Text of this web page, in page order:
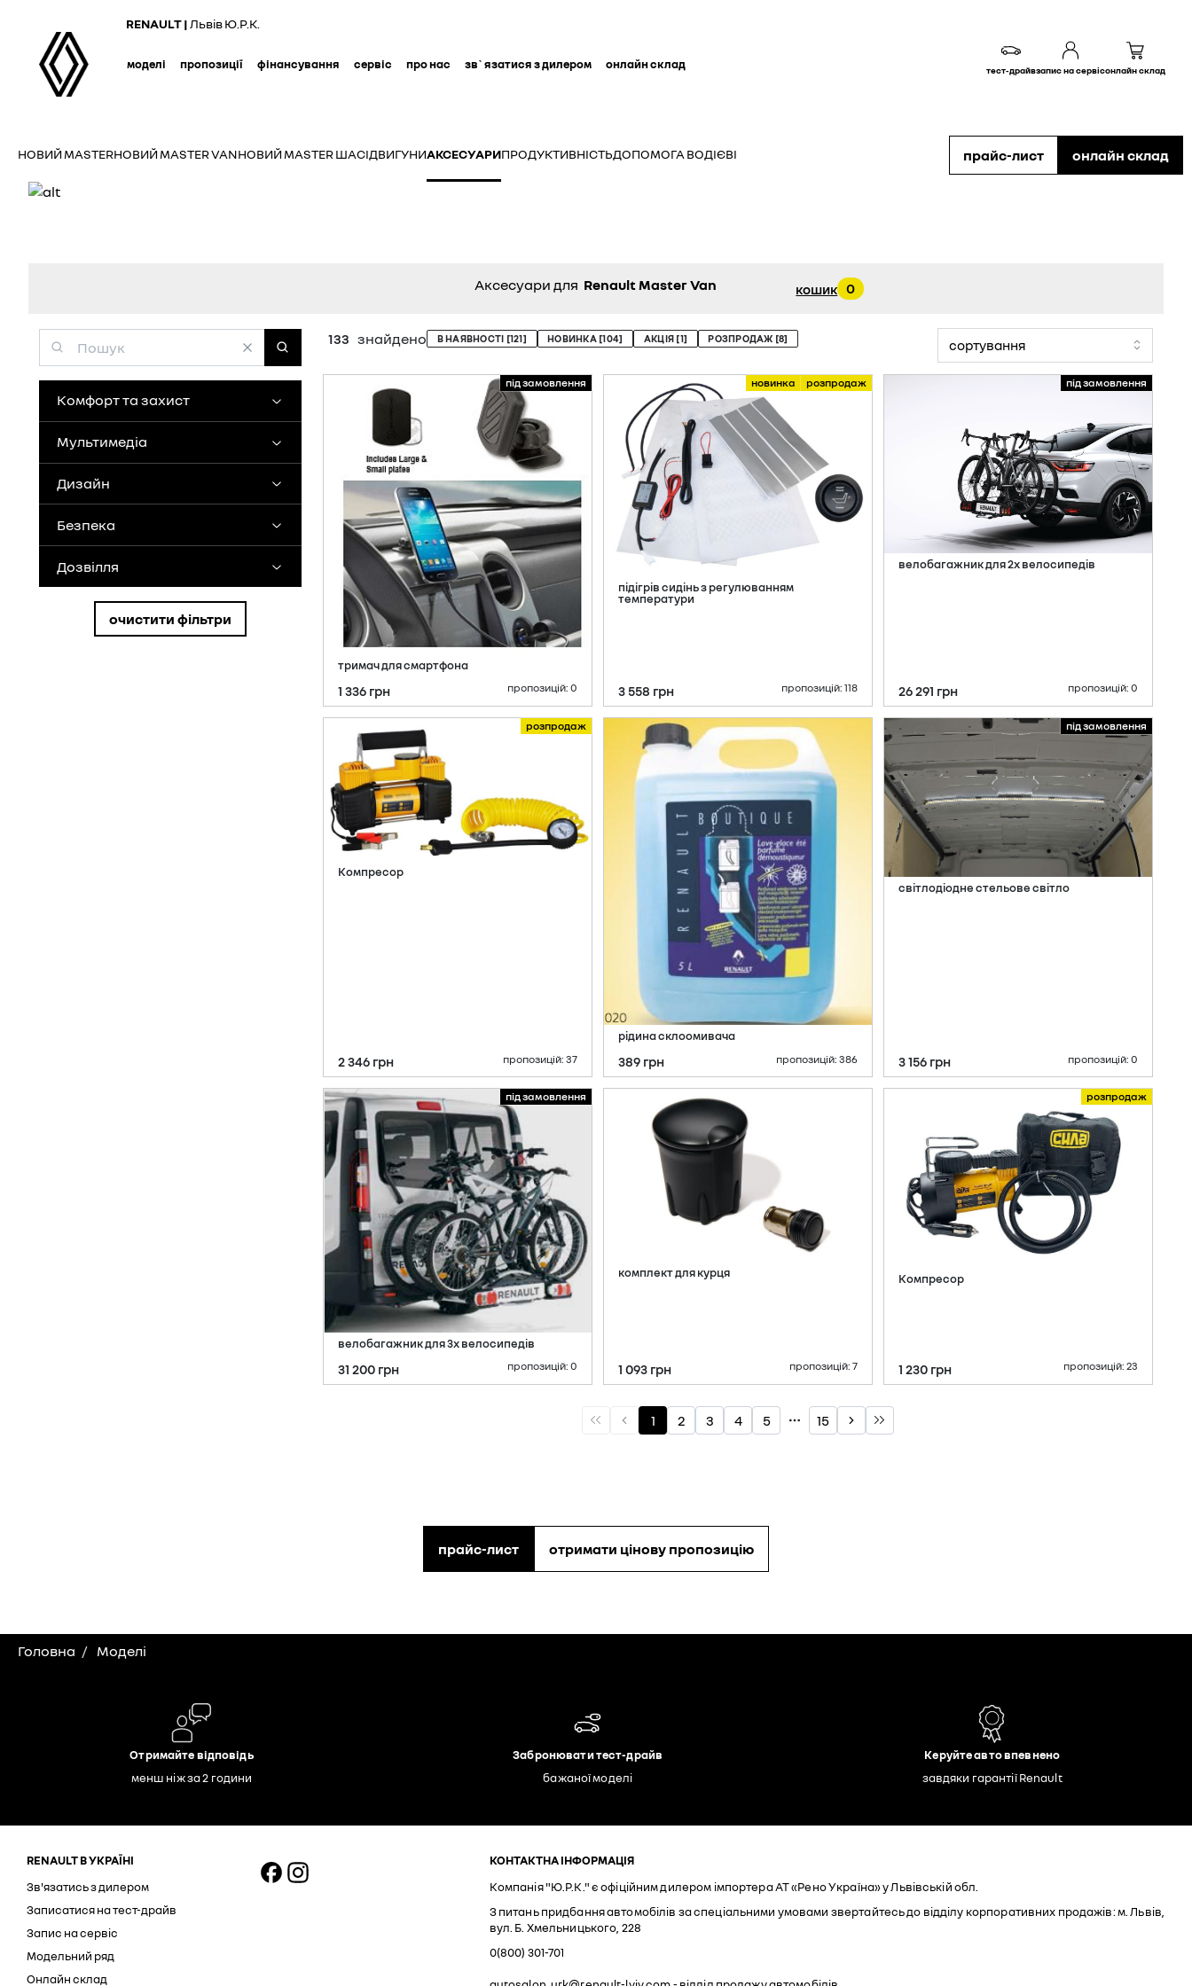
content
RENAULT | Львів Ю.Р.К.
моделі пропозиції фінансування сервіс про нас зв`язатися з дилером онлайн склад тест-драйвзапис на сервісонлайн склад
НОВИЙ MASTERНОВИЙ MASTER VANНОВИЙ MASTER ШАСІДВИГУНИАКСЕСУАРИПРОДУКТИВНІСТЬДОПОМОГА ВОДІЄВІ прайс-лист онлайн склад
прайс-лист отримати цінову пропозицію
Головна Моделі
Отримайте відповідь
менш ніж за 2 години
Забронювати тест-драйв
бажаної моделі
Керуйте авто впевнено
завдяки гарантії Renault
RENAULT В УКРАЇНІ
Зв'язатись з дилером
Записатися на тест-драйв
Запис на сервіс
Модельний ряд
Онлайн склад
КОНТАКТНА ІНФОРМАЦІЯ
Компанія "Ю.Р.К." є офіційним дилером імпортера АТ «Рено Україна» у Львівській обл.
З питань придбання автомобілів за спеціальними умовами звертайтесь до відділу корпоративних продажів: м. Львів,
вул. Б. Хмельницького, 228
0(800) 301-701